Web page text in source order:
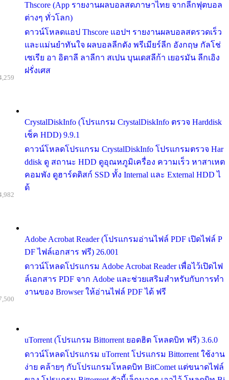
Thscore (App รายงานผลบอลสดภาษาไทย จากลีกฟุตบอล
ต่างๆ ทั่วโลก)
ดาวน์โหลดแอป Thscore แอปฯ รายงานผลบอลสดรวดเร็ว
และแม่นยำทันใจ ผลบอลลีกดัง พรีเมียร์ลีก อังกฤษ กัลโช่
เซเรีย อา อิตาลี ลาลีกา สเปน บุนเดสลีก้า เยอรมัน ลีกเอิง
ฝรั่งเศส
CrystalDiskInfo (โปรแกรม CrystalDiskInfo ตรวจ Harddisk
เช็ค HDD) 9.9.1
ดาวน์โหลดโปรแกรม CrystalDiskInfo โปรแกรมตรวจ Har
ddisk ดู สถานะ HDD ดูอุณหภูมิเครื่อง ความเร็ว หาสาเหต
คอมพัง ดูฮาร์ดดิสก์ SSD ทั้ง Internal และ External HDD ไ
ด้
Adobe Acrobat Reader (โปรแกรมอ่านไฟล์ PDF เปิดไฟล์ P
DF ไฟล์เอกสาร ฟรี) 26.001
ดาวน์โหลดโปรแกรม Adobe Acrobat Reader เพื่อไว้เปิดไฟ
ล์เอกสาร PDF จาก Adobe และช่วยเสริมสำหรับกับการทำ
งานของ Browser ให้อ่านไฟล์ PDF ได้ ฟรี
uTorrent (โปรแกรม Bittorrent ยอดฮิต โหลดบิท ฟรี) 3.6.0
ดาวน์โหลดโปรแกรม uTorrent โปรแกรม Bittorrent ใช้งาน
ง่าย คล้ายๆ กับโปรแกรมโหลดบิท BitComet แต่ขนาดไฟล์